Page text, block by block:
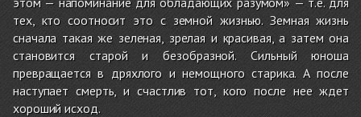
тех, кто соотносит это с земной жизнью. Земная жизнь
сначала такая же зеленая, зрелая и красивая, а затем она
становится старой и безобразной. Сильный юноша
превращается в дряхлого и немощного старика. А после
наступает смерть, и счастлив тот, кого после нее ждет
хороший исход.